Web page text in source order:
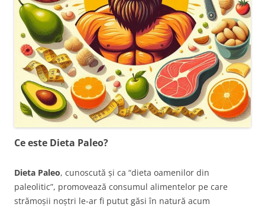
Ce este Dieta Paleo?
Dieta Paleo, cunoscută și ca “dieta oamenilor din
paleolitic”, promovează consumul alimentelor pe care
strămoșii noștri le-ar fi putut găsi în natură acum